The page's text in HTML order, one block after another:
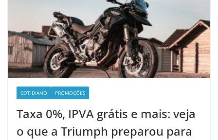
COTIDIANO PROMOÇÕES
Taxa 0%, IPVA grátis e mais: veja
o que a Triumph preparou para